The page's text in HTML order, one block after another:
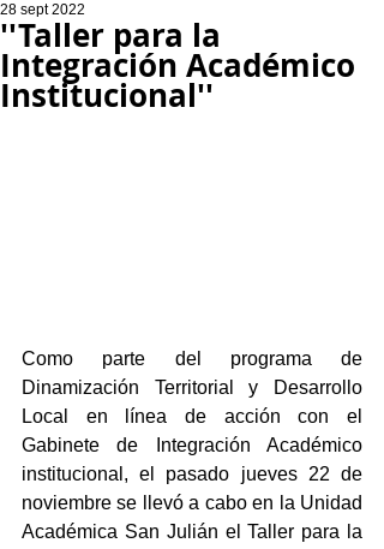
''Taller para la
Integración Académico
Institucional''
28 sept 2022
Como parte del programa de
Dinamización Territorial y Desarrollo
Local en línea de acción con el
Gabinete de Integración Académico
institucional, el pasado jueves 22 de
noviembre se llevó a cabo en la Unidad
Académica San Julián el Taller para la